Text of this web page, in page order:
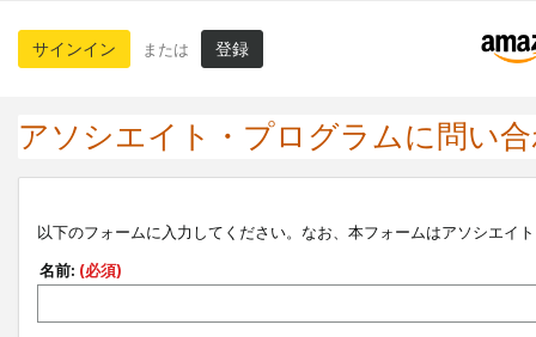
サインイン または 登録
アソシエイト・プログラムに問い
以下のフォームに入力してください。なお、本フォームはアソシエイ
名前: (必須)